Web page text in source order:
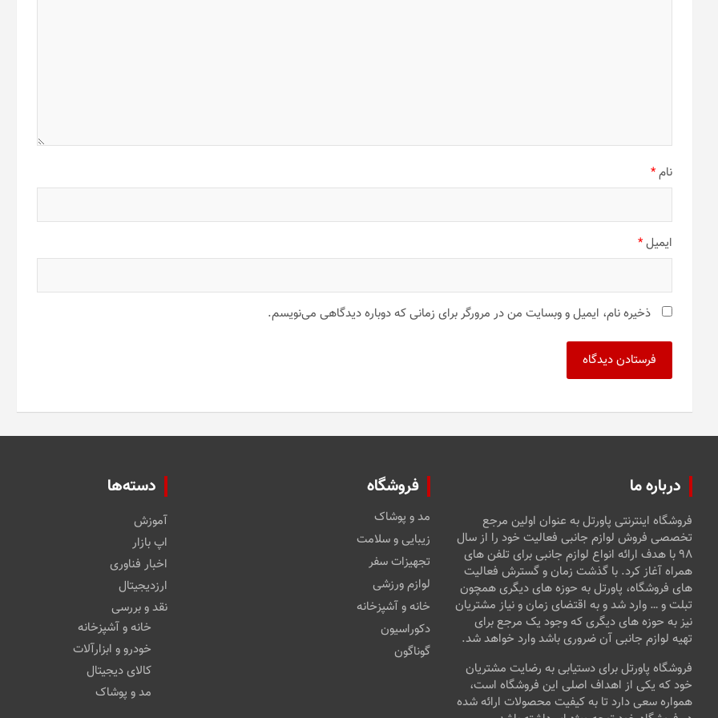
نام*
ایمیل*
ذخیره نام، ایمیل و وبسایت من در مرورگر برای زمانی که دوباره دیدگاهی می‌نویسم.
درباره ما
فروشگاه اینترنتی پاورتل به عنوان اولین مرجع
تخصصی فروش لوازم جانبی فعالیت خود را از سال
۹۸ با هدف ارائه انواع لوازم جانبی برای تلفن های
همراه آغاز کرد. با گذشت زمان و گسترش فعالیت
های فروشگاه، پاورتل به حوزه های دیگری همچون
تبلت و … وارد شد و به اقتضای زمان و نیاز مشتریان
نیز به حوزه های دیگری که وجود یک مرجع برای
تهیه لوازم جانبی آن ضروری باشد وارد خواهد شد.
فروشگاه پاورتل برای دستیابی به رضایت مشتریان
خود که یکی از اهداف اصلی این فروشگاه است،
همواره سعی دارد تا به کیفیت محصولات ارائه شده
فروشگاه
مد و پوشاک
زیبایی و سلامت
تجهیزات سفر
لوازم ورزشی
خانه و آشپزخانه
دکوراسیون
گوناگون
دسته‌ها
آموزش
اپ بازار
اخبار فناوری
ارزدیجیتال
نقد و بررسی
خانه و آشپزخانه
خودرو و ابزارآلات
کالای دیجیتال
مد و پوشاک